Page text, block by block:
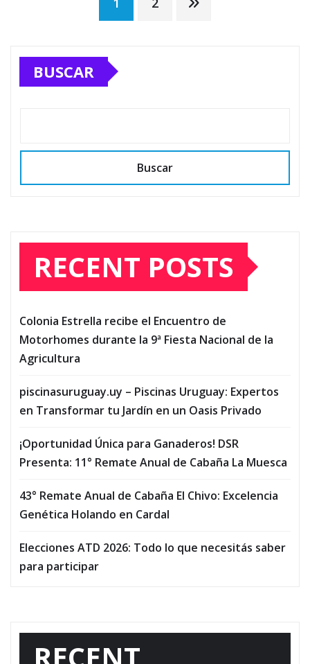
pagination
BUSCAR
Buscar
RECENT POSTS
Colonia Estrella recibe el Encuentro de
Motorhomes durante la 9ª Fiesta Nacional de la
Agricultura
piscinasuruguay.uy – Piscinas Uruguay: Expertos
en Transformar tu Jardín en un Oasis Privado
¡Oportunidad Única para Ganaderos! DSR
Presenta: 11° Remate Anual de Cabaña La Muesca
43° Remate Anual de Cabaña El Chivo: Excelencia
Genética Holando en Cardal
Elecciones ATD 2026: Todo lo que necesitás saber
para participar